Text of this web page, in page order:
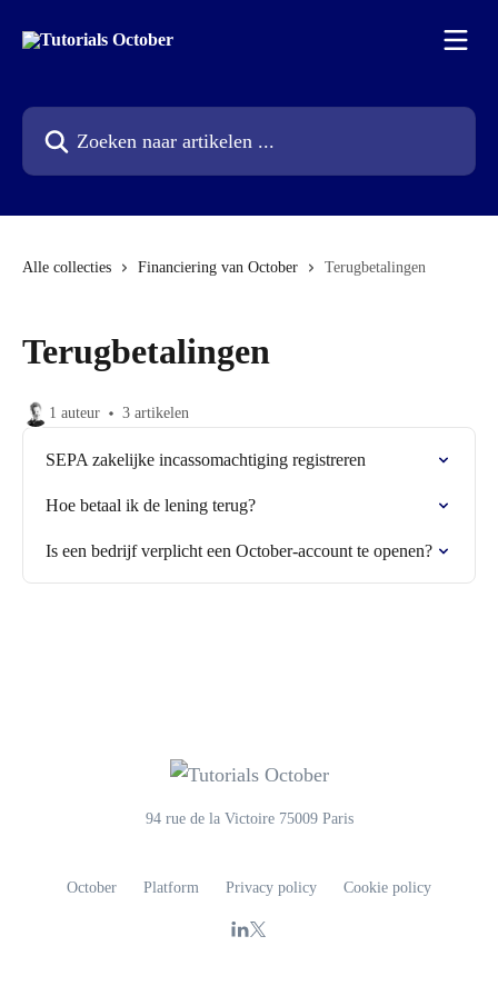
Zoeken naar artikelen ...
Alle collecties Financiering van October Terugbetalingen
Terugbetalingen
1 auteur 3 artikelen
SEPA zakelijke incassomachtiging registreren
Hoe betaal ik de lening terug?
Is een bedrijf verplicht een October-account te openen?
94 rue de la Victoire 75009 Paris
October Platform Privacy policy Cookie policy